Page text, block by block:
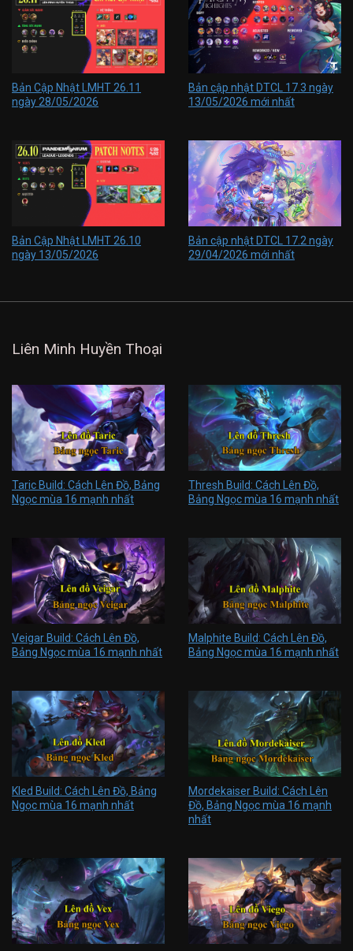
Bản Cập Nhật LMHT 26.11
ngày 28/05/2026
Bản cập nhật DTCL 17.3 ngày
13/05/2026 mới nhất
Bản Cập Nhật LMHT 26.10
ngày 13/05/2026
Bản cập nhật DTCL 17.2 ngày
29/04/2026 mới nhất
Liên Minh Huyền Thoại
Taric Build: Cách Lên Đồ, Bảng
Ngọc mùa 16 mạnh nhất
Thresh Build: Cách Lên Đồ,
Bảng Ngọc mùa 16 mạnh nhất
Veigar Build: Cách Lên Đồ,
Bảng Ngọc mùa 16 mạnh nhất
Malphite Build: Cách Lên Đồ,
Bảng Ngọc mùa 16 mạnh nhất
Kled Build: Cách Lên Đồ, Bảng
Ngọc mùa 16 mạnh nhất
Mordekaiser Build: Cách Lên
Đồ, Bảng Ngọc mùa 16 mạnh
nhất